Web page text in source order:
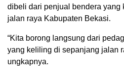
dibeli dari penjual bendera yang
jalan raya Kabupaten Bekasi.
“Kita borong langsung dari
yang keliling di sepanjang jalan
ungkapnya.